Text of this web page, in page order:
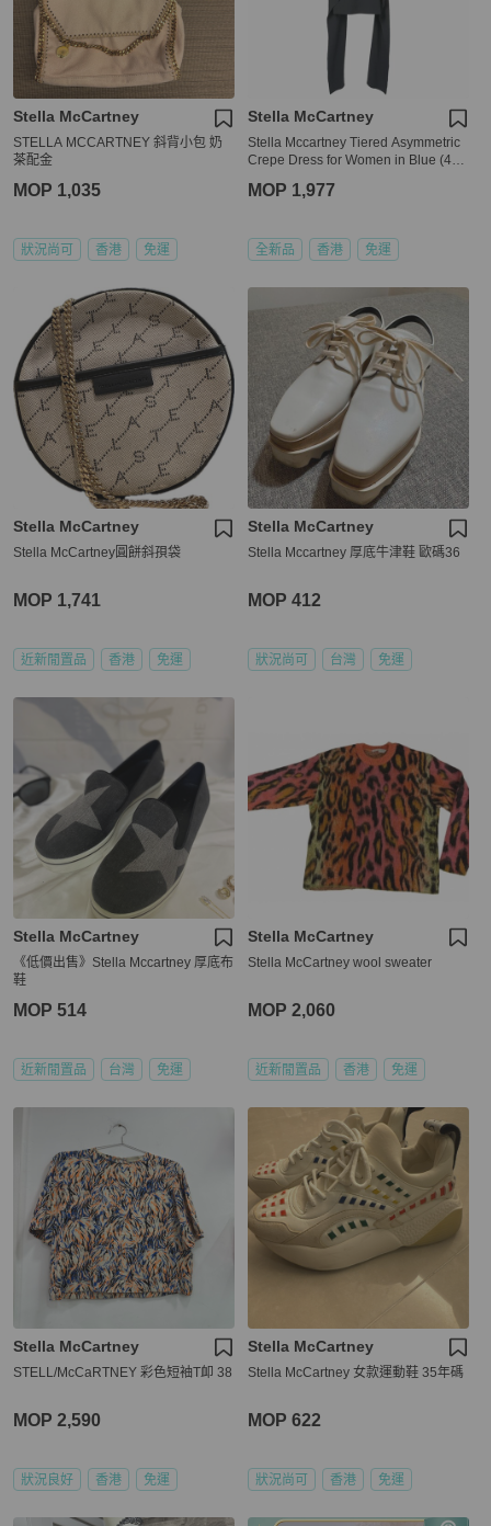
Stella McCartney
STELLA MCCARTNEY 斜背小包 奶
茶配金
MOP 1,035
狀況尚可 香港 免運
Stella McCartney
Stella Mccartney Tiered Asymmetric
Crepe Dress for Women in Blue (495
MOP 1,977
全新品 香港 免運
Stella McCartney
Stella McCartney圓餅斜孭袋
MOP 1,741
近新閒置品 香港 免運
Stella McCartney
Stella Mccartney 厚底牛津鞋 歐碼36
MOP 412
狀況尚可 台灣 免運
Stella McCartney
《低價出售》Stella Mccartney 厚底布
鞋
MOP 514
近新閒置品 台灣 免運
Stella McCartney
Stella McCartney wool sweater
MOP 2,060
近新閒置品 香港 免運
Stella McCartney
STELL/McCaRTNEY 彩色短袖T卹 38
MOP 2,590
狀況良好 香港 免運
Stella McCartney
Stella McCartney 女款運動鞋 35年碼
MOP 622
狀況尚可 香港 免運